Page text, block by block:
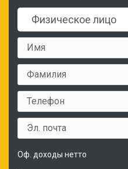
Физическое лицо
Оф. доходы нетто